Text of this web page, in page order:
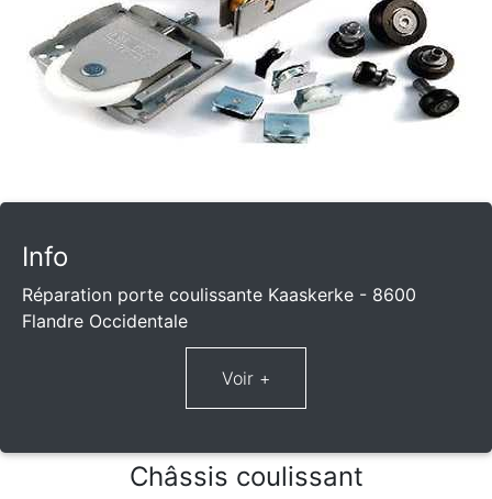
Info
Réparation porte coulissante Kaaskerke - 8600
Flandre Occidentale
Châssis coulissant